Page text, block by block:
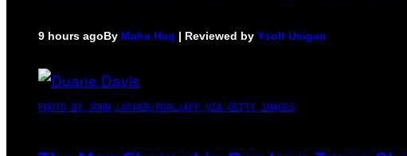
9 hours agoBy Maha Haq | Reviewed by Ysolt Usigan
PHOTO BY JOHN LOCHER/POOL/AFP VIA GETTY IMAGES